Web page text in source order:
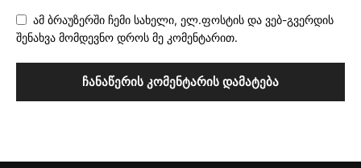
ამ ბრაუზერში ჩემი სახელი, ელ.ფოსტის და ვებ-გვერდის
შენახვა მომდევნო დროს მე კომენტარით.